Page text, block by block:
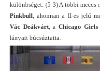
különbséget. (5-3) A többi meccs
Pinkbull, ahonnan a II-es jelű
Vác Deákvárt, aChicago Girls
lányait búcsúztatta.